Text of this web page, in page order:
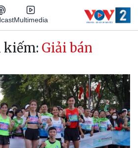
Multimedia
kiếm: Giải bán